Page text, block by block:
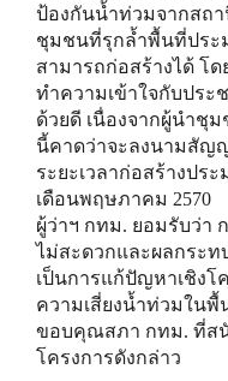
ป้องกันน้ำท่วมจากสถ
ชุมชนที่รุกล้ำพื้นที่ประ
สามารถก่อสร้างได้ โ
ทำความเข้าใจกับปร
ด้วยดี เนื่องจากผู้นำชุ
นี้คาดว่าจะลงนามสัญ
ระยะเวลาก่อสร้างปร
เดือนพฤษภาคม 2570
ผู้ว่าฯ กทม. ยอมรับว่า
ไม่สะดวกและผลกระ
เป็นการแก้ปัญหาเชิงโ
ความเสี่ยงน้ำท่วมใน
ขอบคุณสภา กทม. ที่ส
โครงการดังกล่าว